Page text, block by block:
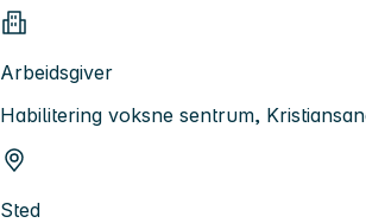
Arbeidsgiver
Habilitering voksne sentrum,
Sted